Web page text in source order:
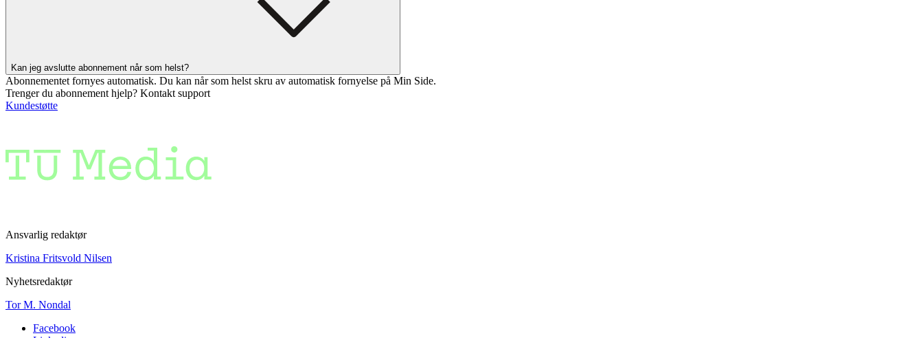
Kan jeg avslutte abonnement når som helst?
Abonnementet fornyes automatisk. Du kan når som helst skru av automatisk fornyelse på Min Side.
Trenger du abonnement hjelp? Kontakt support
Kundestøtte
Ansvarlig redaktør
Kristina Fritsvold Nilsen
Nyhetsredaktør
Tor M. Nondal
Facebook